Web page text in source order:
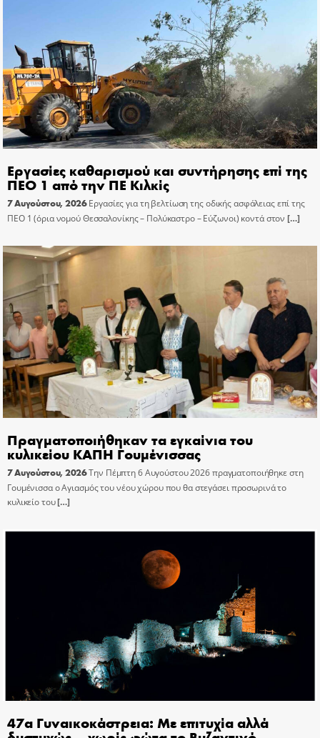
Εργασίες καθαρισμού και συντήρησης επί της
ΠΕΟ 1 από την ΠΕ Κιλκίς
7 Αυγούστου, 2026 Εργασίες για τη βελτίωση της οδικής ασφάλειας επί της
ΠΕΟ 1 (όρια νομού Θεσσαλονίκης – Πολύκαστρο – Εύζωνοι) κοντά στον […]
Πραγματοποιήθηκαν τα εγκαίνια του
κυλικείου ΚΑΠΗ Γουμένισσας
7 Αυγούστου, 2026Την Πέμπτη 6 Αυγούστου 2026 πραγματοποιήθηκε στη
Γουμένισσα ο Αγιασμός του νέου χώρου που θα στεγάσει προσωρινά το
κυλικείο του[…]
47α Γυναικοκάστρεια: Με επιτυχία αλλά